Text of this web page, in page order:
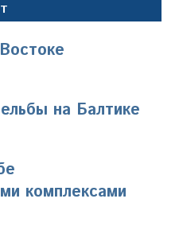
на Балтике
комплексами